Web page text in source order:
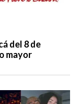
del 8 de
mayor